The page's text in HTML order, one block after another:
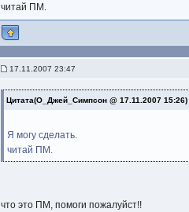
читай ПМ.
17.11.2007 23:47
Цитата(О_Джей_Симпсон @ 17.11.2007 15:26)
Я могу сделать.
читай ПМ.
что это ПМ, помоги пожалуйст!!